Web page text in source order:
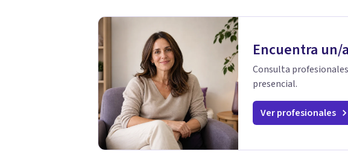
Encuentra un/
Consulta
presencial.
Ver profesionales